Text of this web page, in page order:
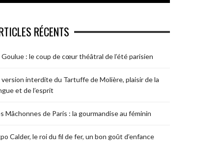
RÉCENTS
Goulue : le coup de cœur théâtral de l’été parisien
version interdite du Tartuffe de Molière, plaisir de la
et de l’esprit
Mâchonnes de Paris : la gourmandise au féminin
Calder, le roi du fil de fer, un bon goût d’enfance